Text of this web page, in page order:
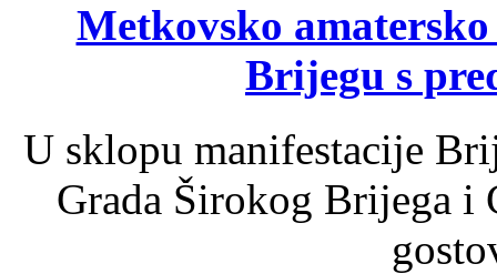
Metkovsko
Brijegu s
U sklopu manifestacije
Grada Širokog Brijega